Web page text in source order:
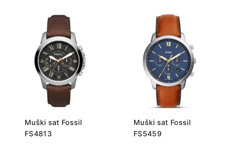
Muški sat Fossil
FS4813
Muški sat Fossil
FS5459